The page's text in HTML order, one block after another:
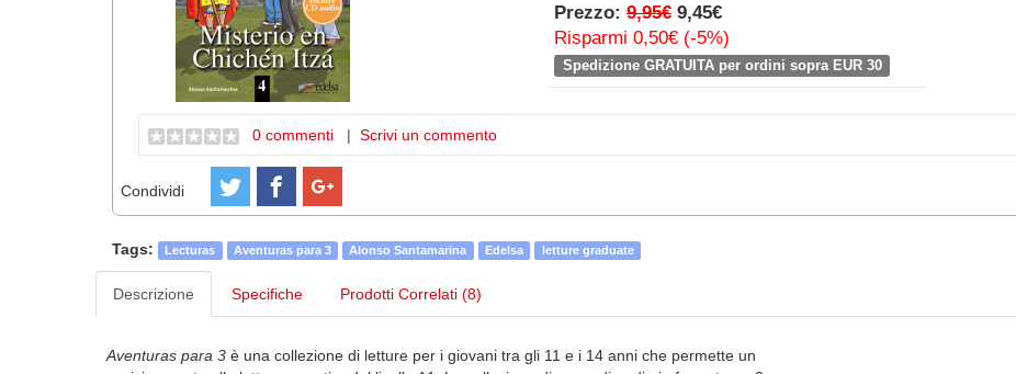
Prezzo: 9,95€ 9,45€
Risparmi 0,50€ (-5%)
Spedizione GRATUITA per ordini sopra EUR 30
0 commenti | Scrivi un commento
Condividi
Tags: Lecturas Aventuras para 3 Alonso Santamarina Edelsa letture graduate
Descrizione Specifiche Prodotti Correlati (8)
Aventuras para 3 è una collezione di letture per i giovani tra gli 11 e i 14 anni che permette un